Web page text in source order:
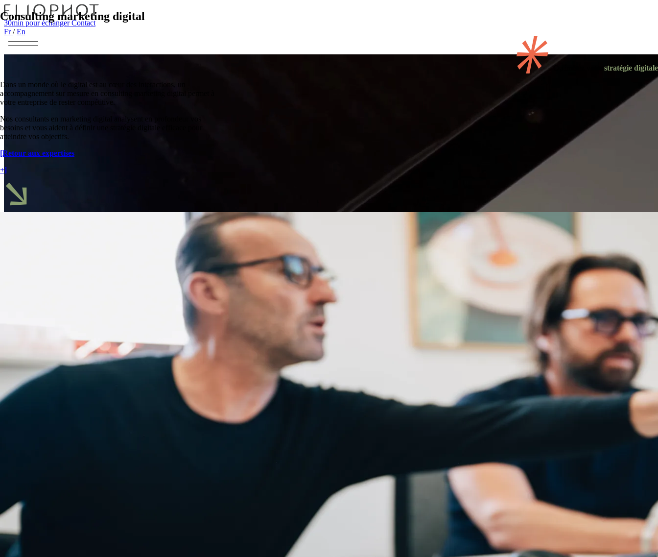
30min pour échangerContact
Fr/ En
Consulting marketing digital
stratégie digitale
Dans un monde où le digital est au cœur des interactions, un
accompagnement sur mesure en consulting marketing digital permet à
votre entreprise de rester compétitive.
Nos consultants en marketing digital analysent en profondeur vos
besoins et vous aident à définir une stratégie digitale efficace pour
atteindre vos objectifs.
[Retour aux expertises
+]